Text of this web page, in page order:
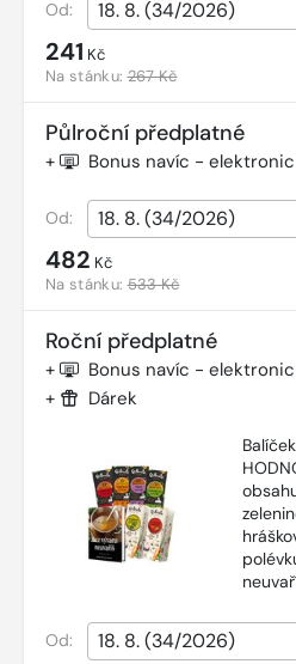
Od:
241 Kč
Na stánku:267 Kč
Půlroční předplatné
+ Bonus navíc -
Od:
482 Kč
Na stánku:533 Kč
Roční předplatné
+ Bonus navíc -
+ Dárek
Od: